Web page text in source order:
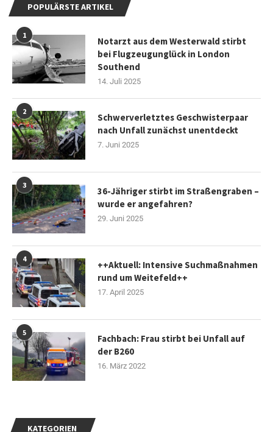
KATEGORIEN
POPULÄRSTE ARTIKEL
1
Notarzt aus dem Westerwald stirbt
bei Flugzeugunglück in London
Southend
14. Juli 2025
2
Schwerverletztes Geschwisterpaar
nach Unfall zunächst unentdeckt
7. Juni 2025
3
36-Jähriger stirbt im Straßengraben –
wurde er angefahren?
29. Juni 2025
4
++Aktuell: Intensive Suchmaßnahmen
rund um Weitefeld++
17. April 2025
5
Fachbach: Frau stirbt bei Unfall auf
der B260
16. März 2022